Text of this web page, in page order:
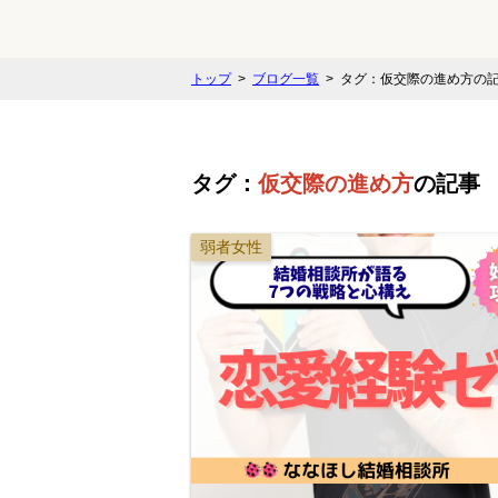
トップ ブログ一覧 タグ：仮交際の進め方の
タグ：仮交際の進め方の記事
弱者女性